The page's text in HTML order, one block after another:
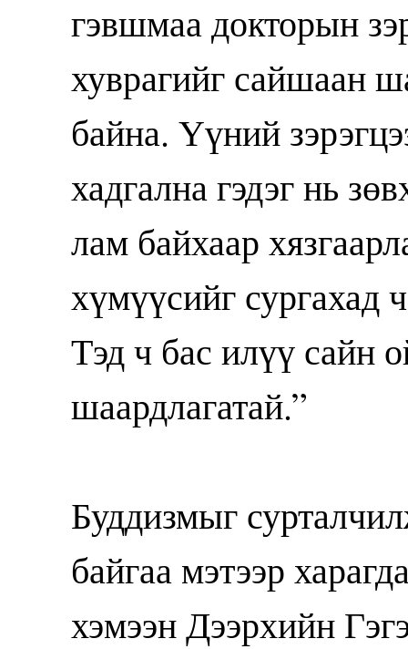
гэвшмаа докторын
хуврагийг сайшаан
байна. Үүний
хадгална гэдэг нь
лам байхаар
хүмүүсийг сургахад
Тэд ч бас илүү сайн
шаардлагатай.”
Буддизмыг
байгаа мэтээр
хэмээн Дээрхийн